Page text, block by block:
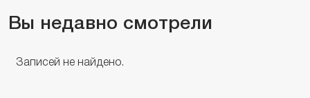
Вы недавно смотрели
Записей не найдено.